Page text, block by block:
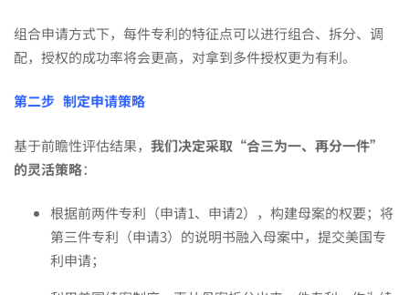
组合申请方式下，每件专利的特征点可以进行组合、拆分、调
配，授权的成功率将会更高，对拿到多件授权更为有利。
第二步 制定申请策略
基于前瞻性评估结果， 我们决定采取“合三为一、再分一件”
的灵活策略：
根据前两件专利（申请1、申请2），构建母案的权要；将
第三件专利（申请3）的说明书融入母案中，提交美国专
利申请；